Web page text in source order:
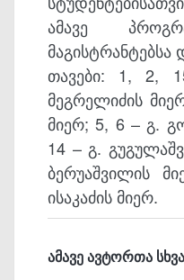
ამავე
თავები: 1, 2,
მეგრელიძის
მიერ; 5, 6 – გ.
14 – გ.
ბერუაშვილის
ისაკაძის მიერ.
ამავე ავტორთა